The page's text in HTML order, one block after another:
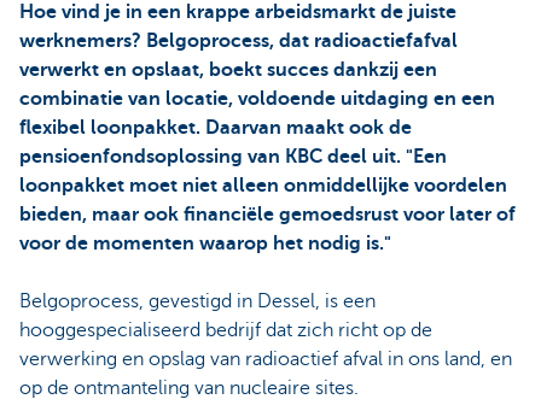
Hoe vind je in een krappe arbeidsmarkt de juiste
werknemers? Belgoprocess, dat radioactiefafval
verwerkt en opslaat, boekt succes dankzij een
combinatie van locatie, voldoende uitdaging en een
flexibel loonpakket. Daarvan maakt ook de
pensioenfondsoplossing van KBC deel uit. "Een
loonpakket moet niet alleen onmiddellijke voordelen
bieden, maar ook financiële gemoedsrust voor later of
voor de momenten waarop het nodig is."
Belgoprocess, gevestigd in Dessel, is een
hooggespecialiseerd bedrijf dat zich richt op de
verwerking en opslag van radioactief afval in ons land, en
op de ontmanteling van nucleaire sites.